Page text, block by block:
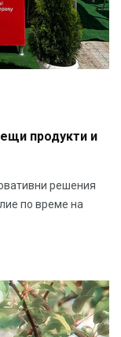
продукти и
решения
по време на